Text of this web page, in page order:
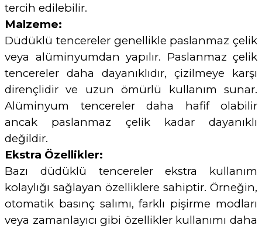
tercih edilebilir.
Malzeme:
Düdüklü tencereler genellikle paslanmaz çelik
veya alüminyumdan yapılır. Paslanmaz çelik
tencereler daha dayanıklıdır, çizilmeye karşı
dirençlidir ve uzun ömürlü kullanım sunar.
Alüminyum tencereler daha hafif olabilir
ancak paslanmaz çelik kadar dayanıklı
değildir.
Ekstra Özellikler:
Bazı düdüklü tencereler ekstra kullanım
kolaylığı sağlayan özelliklere sahiptir. Örneğin,
otomatik basınç salımı, farklı pişirme modları
veya zamanlayıcı gibi özellikler kullanımı daha